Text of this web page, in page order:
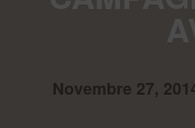
Novembre 27,